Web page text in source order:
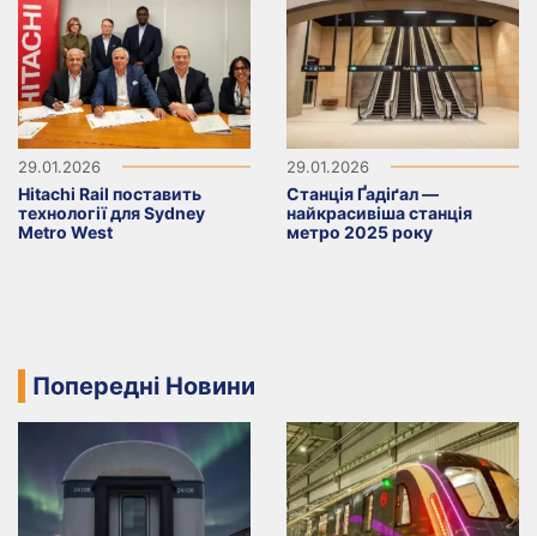
29.01.2026
Hitachi Rail поставить
технології для Sydney
Metro West
29.01.2026
Станція Ґадіґал —
найкрасивіша станція
метро 2025 року
Попередні Новини